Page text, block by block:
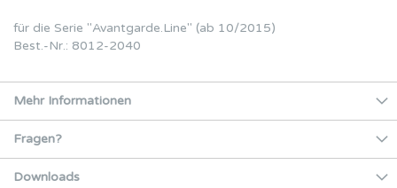
für die Serie ''Avantgarde.Line'' (ab 10/2015)
Best.-Nr.: 8012-2040
Mehr Informationen
Fragen?
Downloads